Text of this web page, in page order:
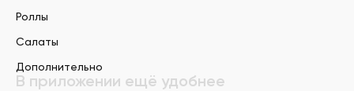
Роллы
Салаты
Дополнительно
В приложении ещё удобнее